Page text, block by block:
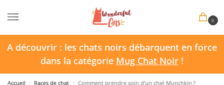
0
A découvrir : les chats noirs débarquent en force
dans la catégorie Mug Chat Noir !
Accueil / Races de chat / Comment prendre soin d’un chat Munchkin ?